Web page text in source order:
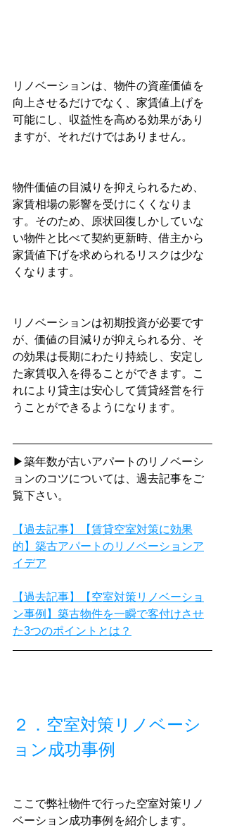
リノベーションは、物件の資産価値を
向上させるだけでなく、家賃値上げを
可能にし、収益性を高める効果があり
ますが、それだけではありません。
物件価値の目減りを抑えられるため、
家賃相場の影響を受けにくくなりま
す。そのため、原状回復しかしていな
い物件と比べて契約更新時、借主から
家賃値下げを求められるリスクは少な
くなります。
リノベーションは初期投資が必要です
が、価値の目減りが抑えられる分、そ
の効果は長期にわたり持続し、安定し
た家賃収入を得ることができます。こ
れにより貸主は安心して賃貸経営を行
うことができるようになります。
▶築年数が古いアパートのリノベーシ
ョンのコツについては、過去記事をご
覧下さい。
【過去記事】【賃貸空室対策に効果
的】築古アパートのリノベーションア
イデア
【過去記事】【空室対策リノベーショ
ン事例】築古物件を一瞬で客付けさせ
た3つのポイントとは？
２．空室対策リノベーシ
ョン成功事例
ここで弊社物件で行った空室対策リノ
ベーション成功事例を紹介します。